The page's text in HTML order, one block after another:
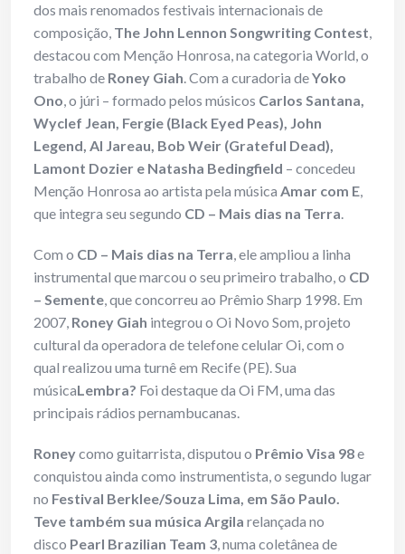
dos mais renomados festivais internacionais de
composição, The John Lennon Songwriting Contest,
destacou com Menção Honrosa, na categoria World, o
trabalho de Roney Giah. Com a curadoria deYoko
Ono, o júri – formado pelos músicos Carlos Santana,
Wyclef Jean, Fergie (Black Eyed Peas), John
Legend, Al Jareau, Bob Weir (Grateful Dead),
Lamont Dozier e Natasha Bedingfield – concedeu
Menção Honrosa ao artista pela música Amar com E,
que integra seu segundo CD – Mais dias na Terra.
Com o CD – Mais dias na Terra, ele ampliou a linha
instrumental que marcou o seu primeiro trabalho, o CD
– Semente, que concorreu ao Prêmio Sharp 1998. Em
2007, Roney Giah integrou o Oi Novo Som, projeto
cultural da operadora de telefone celular Oi, com o
qual realizou uma turnê em Recife (PE). Sua
músicaLembra? Foi destaque da Oi FM, uma das
principais rádios pernambucanas.
Roneycomo guitarrista, disputou o Prêmio Visa 98e
conquistou ainda como instrumentista, o segundo lugar
no Festival Berklee/Souza Lima, em São Paulo.
Teve também sua música Argila relançada no
disco Pearl Brazilian Team 3, numa coletânea de